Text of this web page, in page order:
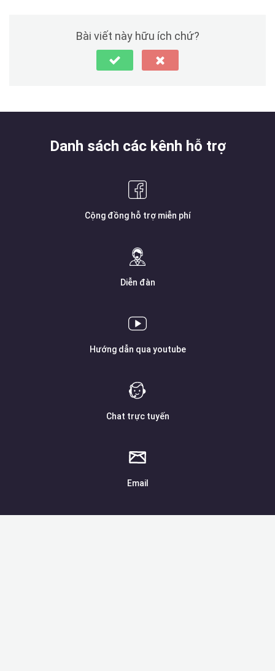
Bài viết này hữu ích chứ?
Danh sách các kênh hỗ trợ
Cộng đồng hỗ trợ miễn phí
Diễn đàn
Hướng dẫn qua youtube
Chat trực tuyến
Email